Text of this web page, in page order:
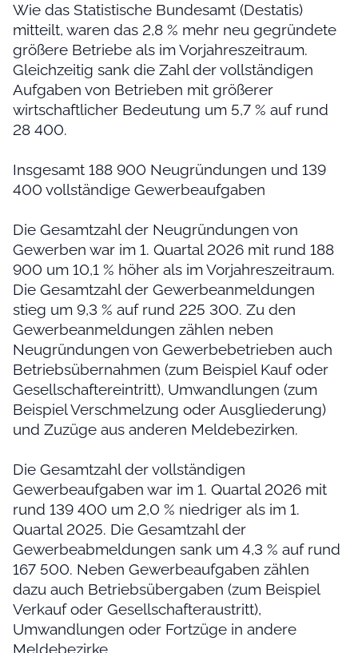
Wie das Statistische Bundesamt (Destatis)
mitteilt, waren das 2,8 % mehr neu gegründete
größere Betriebe als im Vorjahreszeitraum.
Gleichzeitig sank die Zahl der vollständigen
Aufgaben von Betrieben mit größerer
wirtschaftlicher Bedeutung um 5,7 % auf rund
28 400.
Insgesamt 188 900 Neugründungen und 139
400 vollständige Gewerbeaufgaben
Die Gesamtzahl der Neugründungen von
Gewerben war im 1. Quartal 2026 mit rund 188
900 um 10,1 % höher als im Vorjahreszeitraum.
Die Gesamtzahl der Gewerbeanmeldungen
stieg um 9,3 % auf rund 225 300. Zu den
Gewerbeanmeldungen zählen neben
Neugründungen von Gewerbebetrieben auch
Betriebsübernahmen (zum Beispiel Kauf oder
Gesellschaftereintritt), Umwandlungen (zum
Beispiel Verschmelzung oder Ausgliederung)
und Zuzüge aus anderen Meldebezirken.
Die Gesamtzahl der vollständigen
Gewerbeaufgaben war im 1. Quartal 2026 mit
rund 139 400 um 2,0 % niedriger als im 1.
Quartal 2025. Die Gesamtzahl der
Gewerbeabmeldungen sank um 4,3 % auf rund
167 500. Neben Gewerbeaufgaben zählen
dazu auch Betriebsübergaben (zum Beispiel
Verkauf oder Gesellschafteraustritt),
Umwandlungen oder Fortzüge in andere
Meldebezirke.